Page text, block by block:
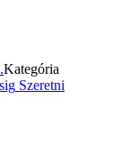
Kategória
Szeretni